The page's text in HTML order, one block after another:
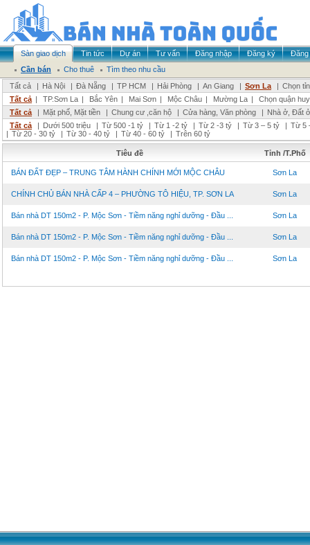
Sàn giao dịch Tin tức Dự án Tư vấn Đăng nhập Đăng ký
Đăng
Cần bán
Cho thuê
Tìm theo nhu cầu
Tất cả
| Hà Nội | Đà Nẵng | TP HCM | Hải Phòng | An Giang | Sơn La | Chọn
Tất cả | TP.Sơn La | Bắc Yên | Mai Sơn | Mộc Châu | Mường La |
Chọn quận
Tất cả
| Mặt phố, Mặt tiền | Chung cư ,căn hộ | Cửa hàng, Văn phòng | Nhà ở, Đất ở
Tất cả
| Dưới 500 triệu | Từ 500 -1 tỷ | Từ 1 -2 tỷ | Từ 2 -3 tỷ | Từ 3 – 5 tỷ | Từ 5
| Từ 20 - 30 tỷ | Từ 30 - 40 tỷ | Từ 40 - 60 tỷ | Trên 60 tỷ
Tiêu đề Tỉnh /T.Phố
BÁN ĐẤT ĐẸP – TRUNG TÂM HÀNH CHÍNH MỚI MỘC CHÂU Sơn La
CHÍNH CHỦ BÁN NHÀ CẤP 4 – PHƯỜNG TÔ HIỆU, TP. SƠN LA Sơn La
Bán nhà DT 150m2 - P. Mộc Sơn - Tiềm năng nghỉ dưỡng - Đầu ... Sơn La
Bán nhà DT 150m2 - P. Mộc Sơn - Tiềm năng nghỉ dưỡng - Đầu ... Sơn La
Bán nhà DT 150m2 - P. Mộc Sơn - Tiềm năng nghỉ dưỡng - Đầu ... Sơn La